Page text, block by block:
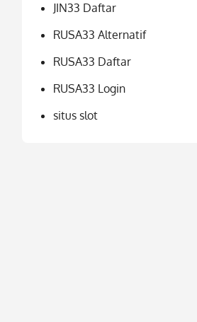
JIN33 Daftar
RUSA33 Alternatif
RUSA33 Daftar
RUSA33 Login
situs slot